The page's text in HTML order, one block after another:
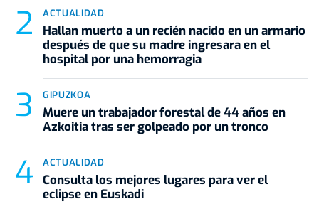
ACTUALIDAD
Hallan muerto a un recién nacido en un armario
después de que su madre ingresara en el
hospital por una hemorragia
GIPUZKOA
Muere un trabajador forestal de 44 años en
Azkoitia tras ser golpeado por un tronco
ACTUALIDAD
Consulta los mejores lugares para ver el
eclipse en Euskadi